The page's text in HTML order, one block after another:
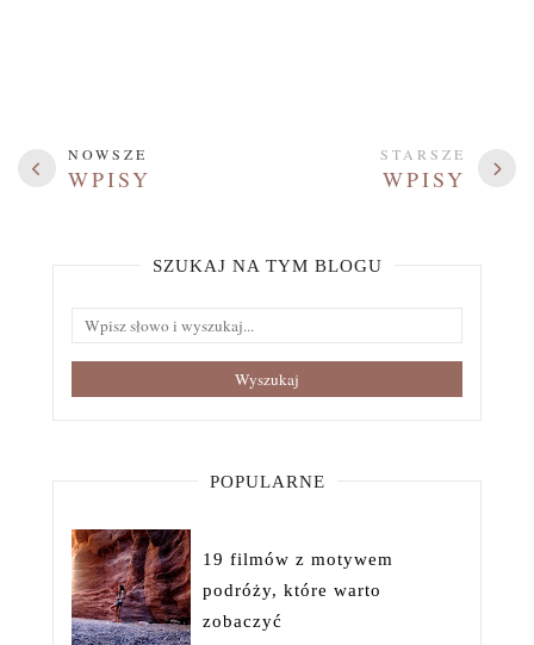
NOWSZE
WPISY
STARSZE
WPISY
SZUKAJ NA TYM BLOGU
POPULARNE
19 filmów z motywem
podróży, które warto
zobaczyć